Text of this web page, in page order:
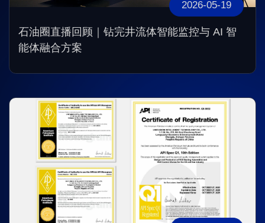
2026-05-19
石油圈直播回顾｜钻完井流体智能监控与 AI 智
能体融合方案